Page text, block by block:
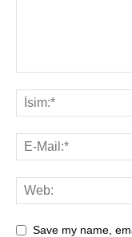
Save my name,